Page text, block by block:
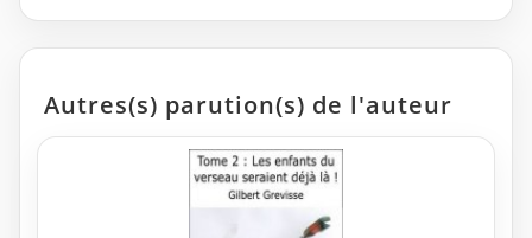
Autres(s) parution(s) de l'auteur